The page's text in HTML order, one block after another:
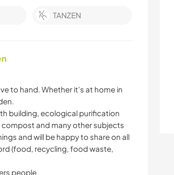
TANZEN
to hand. Whether it’s at home in
building, ecological purification
and many other subjects
and will be happy to share on all
(food, recycling, food waste,
people